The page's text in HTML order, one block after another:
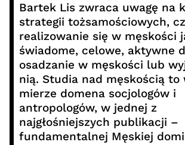
Bartek Lis zwraca uwagę na
strategii tożsamościowych,
realizowanie się w męskości
świadome, celowe, aktywne
osadzanie w męskości lub
nią. Studia nad męskością to
mierze domena socjologów i
antropologów, w jednej z
najgłośniejszych publikacji –
fundamentalnej Męskiej